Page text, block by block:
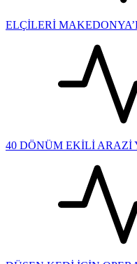
ELÇİLERİ
40 DÖNÜM EKİLİ ARAZİ